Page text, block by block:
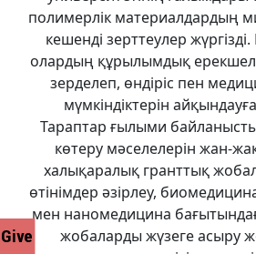
Give
полимерлік материалдардың
кешенді зерттеулер
олардың құрылымдық
зерделеп, өндіріс пен
мүмкіндіктерін
Тараптар ғылыми
көтеру мәселелерін жан-
халықаралық гранттық
өтінімдер әзірлеу,
мен наномедицина
жобаларды жүзеге асыру